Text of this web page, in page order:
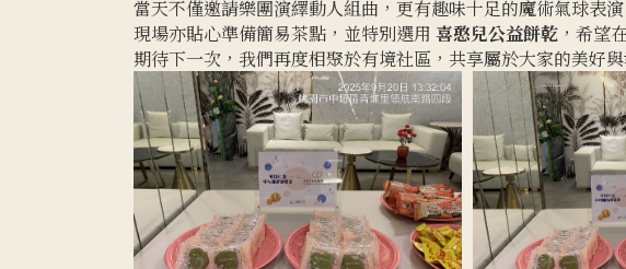
當天不僅邀請樂團演繹動人組曲，更有趣味十足的魔術氣球表
現場亦貼心準備簡易茶點，並特別選用 喜憨兒公益餅乾 ，希望
期待下一次，我們再度相聚於有境社區，共享屬於大家的美好與